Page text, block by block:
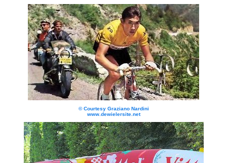
© Courtesy Graziano Nardini
www.dewielersite.net